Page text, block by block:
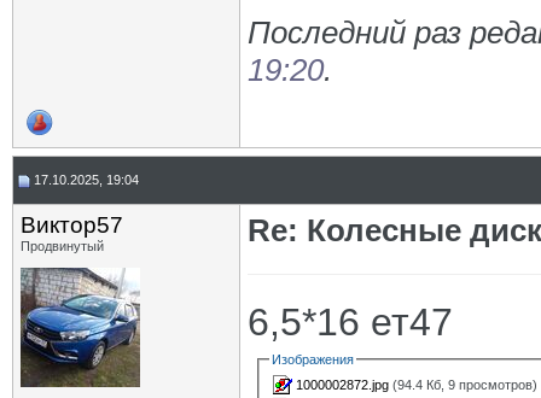
Последний раз
19:20.
17.10.2025, 19:04
Виктор57
Продвинутый Re: Колесные
6,5*16 ет47
Изображения
1000002872.jpg (94.4 Кб, 9 просмотров)